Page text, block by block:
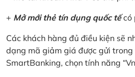
+ Mở mới thẻ tín dụng quốc tếcó
Các khách hàng đủ điều kiện sẽ
dạng mã giảm giá được gửi
SmartBanking, chọn tính năng